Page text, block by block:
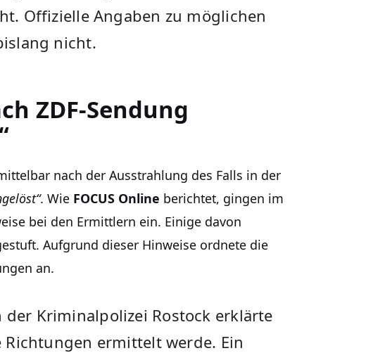
Offizielle Angaben zu möglichen
nicht.
ZDF-Sendung
nach der Ausstrahlung des Falls in der
. Wie FOCUS Online berichtet, gingen im
bei den Ermittlern ein. Einige davon
Aufgrund dieser Hinweise ordnete die
an.
der Kriminalpolizei Rostock erklärte
ermittelt werde. Ein